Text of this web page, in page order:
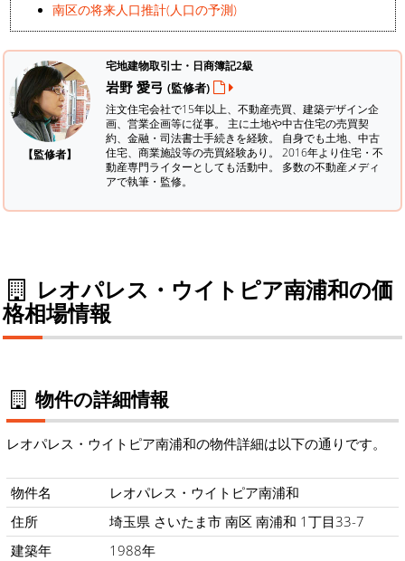
南区の将来人口推計(人口の予測)
【監修者】
宅地建物取引士・日商簿記2級
岩野 愛弓 (監修者)
注文住宅会社で15年以上、不動産売買、建築デザイン企
画、営業企画等に従事。 主に土地や中古住宅の売買契
約、金融・司法書士手続きを経験。 自身でも土地、中古
住宅、商業施設等の売買経験あり。 2016年より住宅・不
動産専門ライターとしても活動中。 多数の不動産メディ
アで執筆・監修。
レオパレス・ウイトピア南浦和の価
格相場情報
物件の詳細情報
レオパレス・ウイトピア南浦和の物件詳細は以下の通りです。
物件名
レオパレス・ウイトピア南浦和
住所
埼玉県 さいたま市 南区 南浦和 1丁目33-7
建築年
1988年